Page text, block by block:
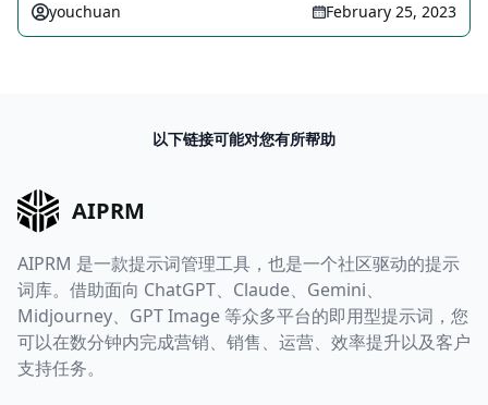
youchuan February 25, 2023
以下链接可能对您有所帮助
AIPRM
AIPRM 是一款提示词管理工具，也是一个社区驱动的提示
词库。借助面向 ChatGPT、Claude、Gemini、
Midjourney、GPT Image 等众多平台的即用型提示词，您
可以在数分钟内完成营销、销售、运营、效率提升以及客户
支持任务。